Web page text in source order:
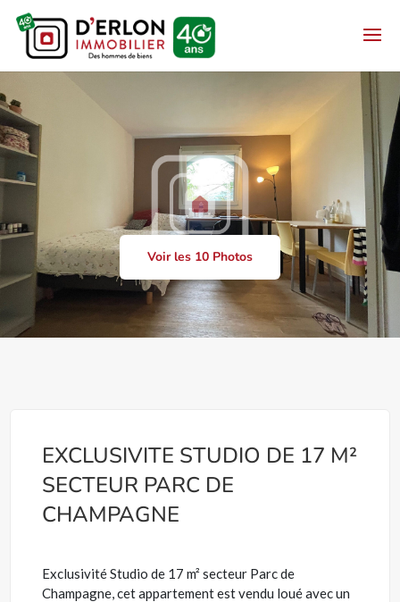
Voir les 10 Photos
EXCLUSIVITE STUDIO DE 17 M²
SECTEUR PARC DE
CHAMPAGNE
Exclusivité Studio de 17 m² secteur Parc de
Champagne, cet appartement est vendu loué avec un